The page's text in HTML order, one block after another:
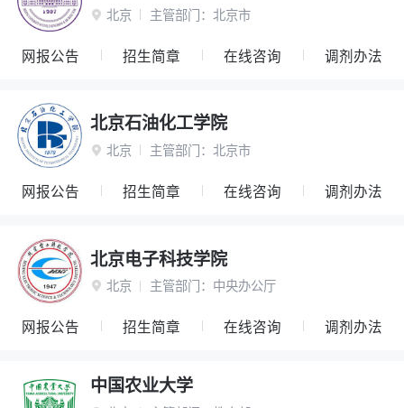
 北京 主管部门： 北京市
网报公告 招生简章 在线咨询 调剂办法
北京石油化工学院
 北京 主管部门： 北京市
网报公告 招生简章 在线咨询 调剂办法
北京电子科技学院
 北京 主管部门： 中央办公厅
网报公告 招生简章 在线咨询 调剂办法
中国农业大学